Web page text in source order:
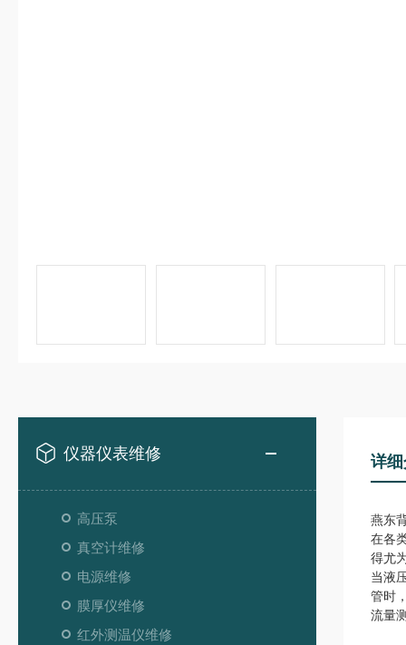
仪器仪表维修
高压泵
真空计维修
电源维修
膜厚仪维修
红外测温仪维修
详
燕东
在各
得尤
当液
管时
流量